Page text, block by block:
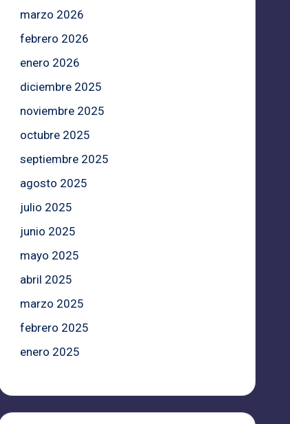
marzo 2026
febrero 2026
enero 2026
diciembre 2025
noviembre 2025
octubre 2025
septiembre 2025
agosto 2025
julio 2025
junio 2025
mayo 2025
abril 2025
marzo 2025
febrero 2025
enero 2025